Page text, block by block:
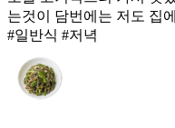
는것이 담번에는 저도 집
#일반식 #저녁